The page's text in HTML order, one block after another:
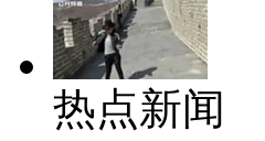
热点新闻